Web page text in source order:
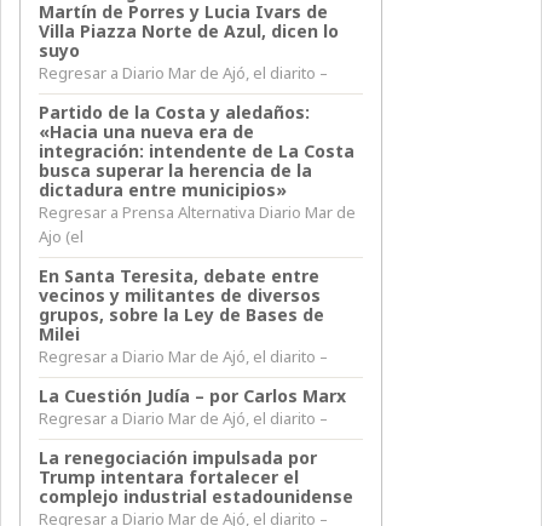
Martín de Porres y Lucia Ivars de
Villa Piazza Norte de Azul, dicen lo
suyo
Regresar a Diario Mar de Ajó, el diarito –
Partido de la Costa y aledaños:
«Hacia una nueva era de
integración: intendente de La Costa
busca superar la herencia de la
dictadura entre municipios»
Regresar a Prensa Alternativa Diario Mar de
Ajo (el
En Santa Teresita, debate entre
vecinos y militantes de diversos
grupos, sobre la Ley de Bases de
Milei
Regresar a Diario Mar de Ajó, el diarito –
La Cuestión Judía – por Carlos Marx
Regresar a Diario Mar de Ajó, el diarito –
La renegociación impulsada por
Trump intentara fortalecer el
complejo industrial estadounidense
Regresar a Diario Mar de Ajó, el diarito –